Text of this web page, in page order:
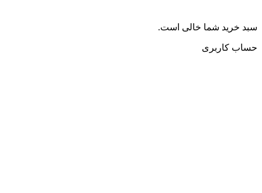
سبد خرید شما خالی است.
حساب کاربری